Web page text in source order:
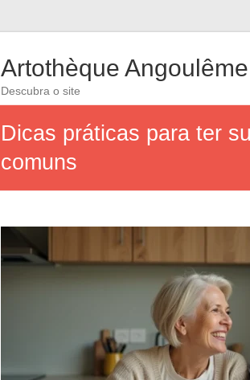
Artothèque Angoulême
Descubra o site
Dicas práticas para ter
comuns